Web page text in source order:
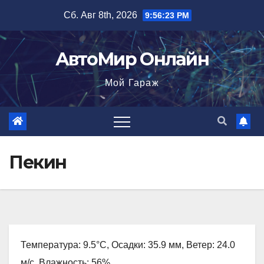
содержимому
Сб. Авг 8th, 2026 9:56:24 PM
АвтоМир Онлайн
Мой Гараж
Пекин
Температура: 9.5°C, Осадки: 35.9 мм, Ветер: 24.0